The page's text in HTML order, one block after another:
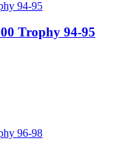
Trophy 94-95